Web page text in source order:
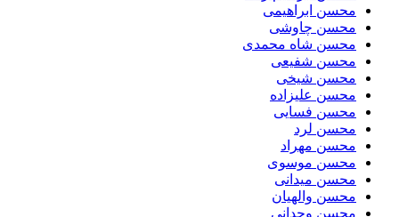
محسن ابراهیمی
محسن چاوشی
محسن شاه محمدی
محسن شفیعی
محسن شیخی
محسن علیزاده
محسن فسایی
محسن لرد
محسن مهراد
محسن موسوی
محسن میدانی
محسن والهیان
محسن وجدانی